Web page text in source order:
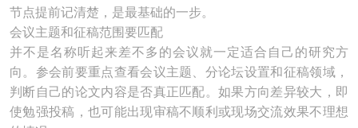
节点提前记清楚，是最基础的一步。
会议主题和征稿范围要匹配
并不是名称听起来差不多的会议就一定适合自己的研究方
向。参会前要重点查看会议主题、分论坛设置和征稿领域，
判断自己的论文内容是否真正匹配。如果方向差异较大，即
使勉强投稿，也可能出现审稿不顺利或现场交流效果不理想